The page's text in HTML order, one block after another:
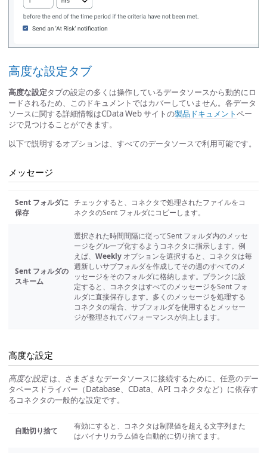
高度な設定タブ
高度な設定タブの設定の多くは操作しているデータソースから動的にロ
ードされるため、このドキュメントではカバーしていません。各データ
ソースに関する詳細情報はCData Web サイトの製品ドキュメントペー
ジで見つけることができます。
以下で説明するオプションは、すべてのデータソースで利用可能です。
メッセージ
Sent フォルダに
保存
チェックすると、コネクタで処理されたファイルをコ
ネクタのSent フォルダにコピーします。
Sent フォルダの
スキーム
選択された時間間隔に従ってSent フォルダ内のメッセ
ージをグループ化するようコネクタに指示します。例
えば、 Weekly オプションを選択すると、コネクタは毎
週新しいサブフォルダを作成してその週のすべてのメ
ッセージをそのフォルダに格納します。ブランクに設
定すると、コネクタはすべてのメッセージをSent フォ
ルダに直接保存します。多くのメッセージを処理する
コネクタの場合、サブフォルダを使用するとメッセー
ジが整理されてパフォーマンスが向上します。
高度な設定
高度な設定は、さまざまなデータソースに接続するために、任意のデー
タベースドライバー（Database、CData、API コネクタなど）に依存す
るコネクタの一般的な設定です。
自動切り捨て
有効にすると、コネクタは制限値を超える文字列また
はバイナリカラム値を自動的に切り捨てます。